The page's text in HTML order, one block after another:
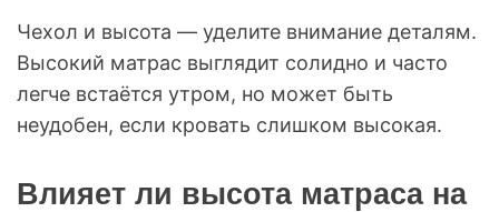
Чехол и высота — уделите внимание деталям.
Высокий матрас выглядит солидно и часто
легче встаётся утром, но может быть
неудобен, если кровать слишком высокая.
Влияет ли высота матраса на